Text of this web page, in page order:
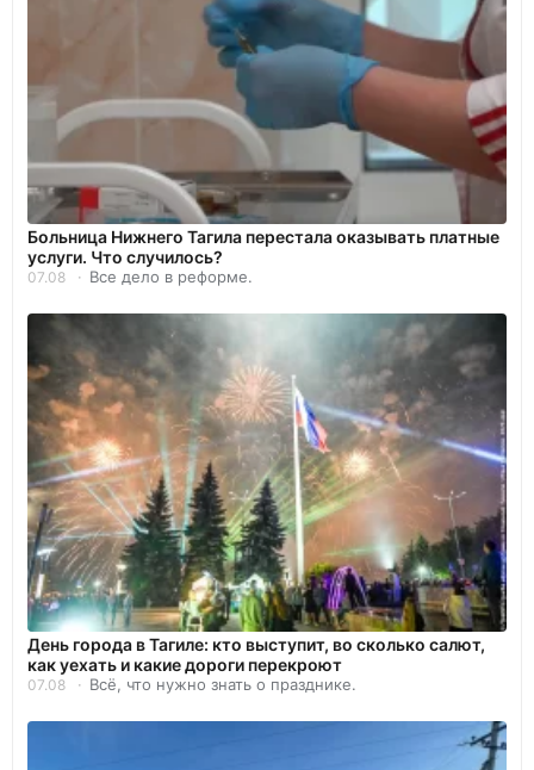
Больница Нижнего Тагила перестала оказывать платные
услуги. Что случилось?
07.08 Все дело в реформе.
День города в Тагиле: кто выступит, во сколько салют,
как уехать и какие дороги перекроют
07.08 Всё, что нужно знать о празднике.